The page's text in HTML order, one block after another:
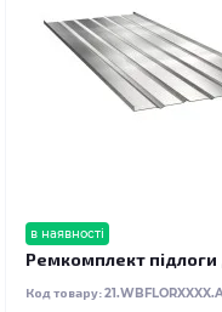
в наявності
Ремкомплект
Код товару: